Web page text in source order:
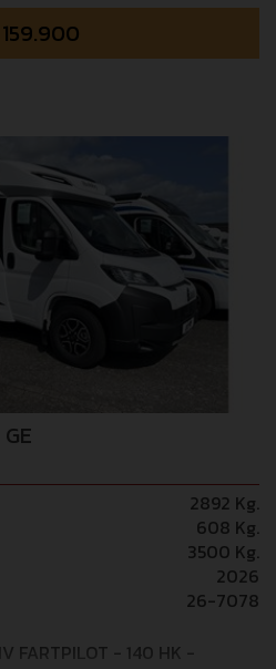
159.900
2892 Kg.
608 Kg.
3500 Kg.
2026
26-7078
FARTPILOT - 140 HK -